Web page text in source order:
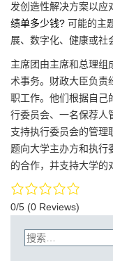
发创造性解决方案以应
绩单多少钱? 可能的主
展、数字化、健康或社
主席团由主席和总理组
术事务。财政大臣负责
职工作。他们根据自己
行委员会、一名保荐人
支持执行委员会的管理
题向大学主办方和执行
的合作，并支持大学的
0/5 (0 Reviews)